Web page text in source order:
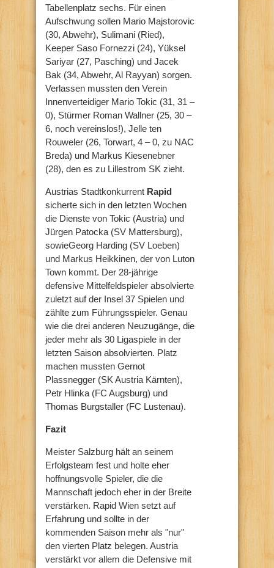
Tabellenplatz sechs. Für einen
Aufschwung sollen Mario Majstorovic
(30, Abwehr), Sulimani (Ried),
Keeper Saso Fornezzi (24), Yüksel
Sariyar (27, Pasching) und Jacek
Bak (34, Abwehr, Al Rayyan) sorgen.
Verlassen mussten den Verein
Innenverteidiger Mario Tokic (31, 31 –
0), Stürmer Roman Wallner (25, 30 –
6, noch vereinslos!), Jelle ten
Rouweler (26, Torwart, 4 – 0, zu NAC
Breda) und Markus Kiesenebner
(28), den es zu Lillestrom SK zieht.
Austrias Stadtkonkurrent Rapid
sicherte sich in den letzten Wochen
die Dienste von Tokic (Austria) und
Jürgen Patocka (SV Mattersburg),
sowieGeorg Harding (SV Loeben)
und Markus Heikkinen, der von Luton
Town kommt. Der 28-jährige
defensive Mittelfeldspieler absolvierte
zuletzt auf der Insel 37 Spielen und
zählte zum Führungsspieler. Genau
wie die drei anderen Neuzugänge, die
jeder mehr als 30 Ligaspiele in der
letzten Saison absolvierten. Platz
machen mussten Gernot
Plassnegger (SK Austria Kärnten),
Petr Hlinka (FC Augsburg) und
Thomas Burgstaller (FC Lustenau).
Fazit
Meister Salzburg hält an seinem
Erfolgsteam fest und holte eher
hoffnungsvolle Spieler, die die
Mannschaft jedoch eher in der Breite
verstärken. Rapid Wien setzt auf
Erfahrung und sollte in der
kommenden Saison mehr als "nur"
den vierten Platz belegen. Austria
verstärkt vor allem die Defensive mit